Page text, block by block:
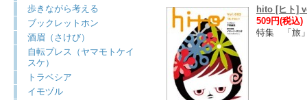
歩きながら考える
ブックレットホン
酒眉（さけび）
自転プレス（ヤマモトケイ
スケ）
トラベシア
イモヅル
hito [ヒト]
509円(税込)
特集 「旅